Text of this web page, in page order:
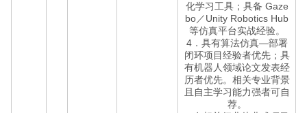
化学习工具；具备 Gaze
bo／Unity Robotics Hub
等仿真平台实战经验。
4．具有算法仿真—部署
闭环项目经验者优先；具
有机器人领域论文发表经
历者优先。相关专业背景
且自主学习能力强者可自
荐。